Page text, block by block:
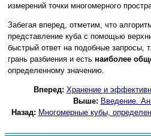
измерений точки многомерного
Забегая вперед, отметим, что
представление куба с помощью
быстрый ответ на подобные запросы,
грань разбиения и есть наиболее
определенному значению.
Вперед: Хранение и
Выше: Введение.
Назад: Многомерные кубы,